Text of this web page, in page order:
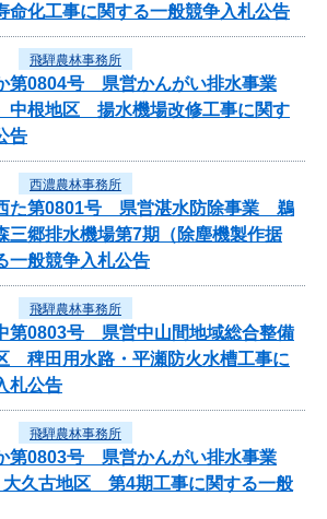
命化工事に関する一般競争入札公告
飛騨農林事務所
第0804号 県営かんがい排水事業
中根地区 揚水機場改修工事に関す
告
西濃農林事務所
西た第0801号 県営湛水防除事業 鵜
郷排水機場第7期（除塵機製作据
一般競争入札公告
飛騨農林事務所
第0803号 県営中山間地域総合整備
稗田用水路・平瀬防火水槽工事に
札公告
飛騨農林事務所
第0803号 県営かんがい排水事業
久古地区 第4期工事に関する一般